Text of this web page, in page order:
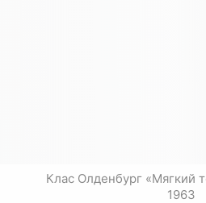
Клас Олденбург «Мягкий
1963